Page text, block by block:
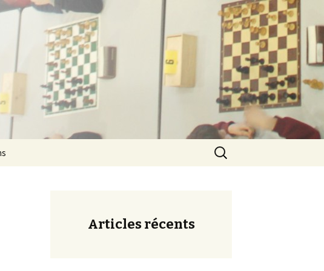
Rechercher :
Articles récents